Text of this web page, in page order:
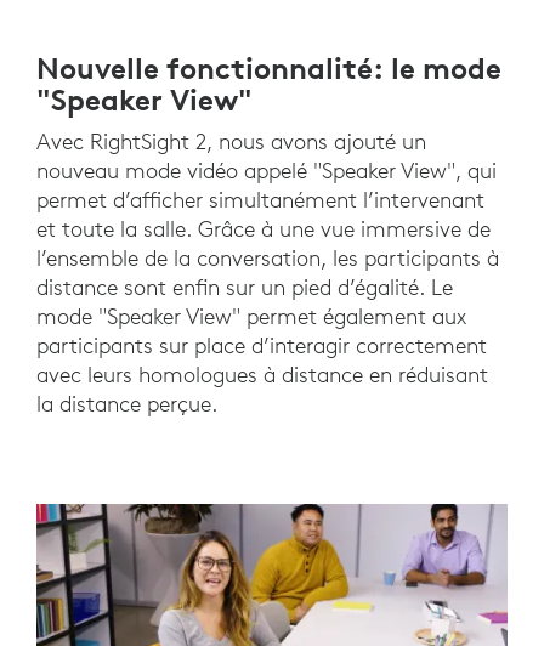
Nouvelle fonctionnalité: le mode
"Speaker View"
Avec RightSight 2, nous avons ajouté un
nouveau mode vidéo appelé "Speaker View", qui
permet d’afficher simultanément l’intervenant
et toute la salle. Grâce à une vue immersive de
l’ensemble de la conversation, les participants à
distance sont enfin sur un pied d’égalité. Le
mode "Speaker View" permet également aux
participants sur place d’interagir correctement
avec leurs homologues à distance en réduisant
la distance perçue.